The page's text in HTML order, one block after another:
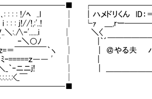
: : !/ﾍ ..l │ ｜ハメドリくん ID：
j i : : : j!//!,:'..! │ └ｧ ＿,rー
ﾞｰ'_ノ..＼:.∧ｰ'......i │ ＼〈
／ ｰ＼○ﾉ │ |｀´￣￣￣￣￣￣￣￣
z=＝￣￣￣￣｀ヽ │ | ＠やる夫 ハメ
＼ ﾐｰ=====ｚ―― ' │ |
＼_｀‐ニニj! │ | ＿＿＿＿＿＿＿
￣ │